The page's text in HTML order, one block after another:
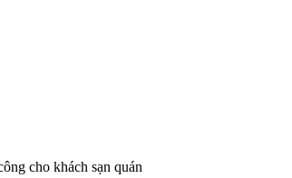
cho khách sạn quán